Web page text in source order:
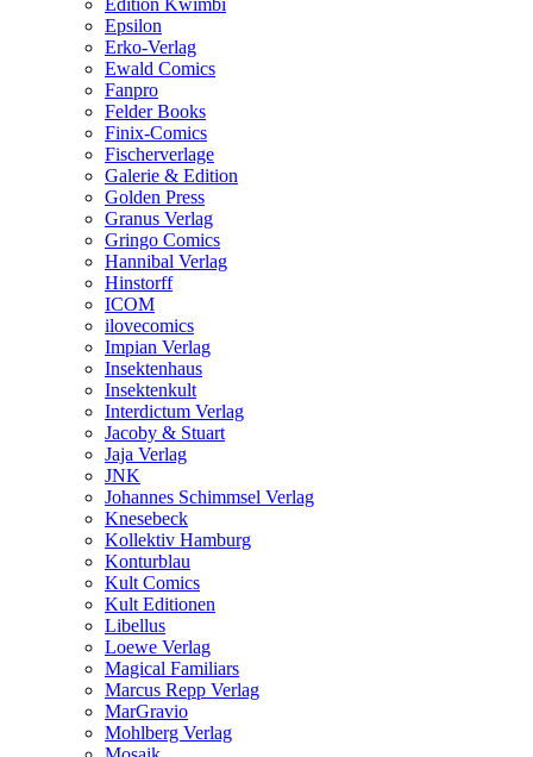
Edition Kwimbi
Epsilon
Erko-Verlag
Ewald Comics
Fanpro
Felder Books
Finix-Comics
Fischerverlage
Galerie & Edition
Golden Press
Granus Verlag
Gringo Comics
Hannibal Verlag
Hinstorff
ICOM
ilovecomics
Impian Verlag
Insektenhaus
Insektenkult
Interdictum Verlag
Jacoby & Stuart
Jaja Verlag
JNK
Johannes Schimmsel Verlag
Knesebeck
Kollektiv Hamburg
Konturblau
Kult Comics
Kult Editionen
Libellus
Loewe Verlag
Magical Familiars
Marcus Repp Verlag
MarGravio
Mohlberg Verlag